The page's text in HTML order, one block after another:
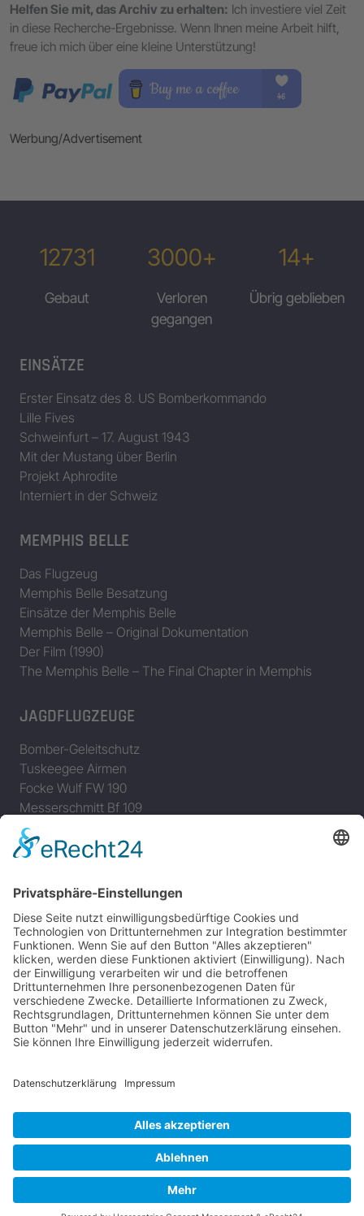
Helfen Sie mit, das Archiv zu erhalten: Ich investiere viel Zeit
in diese Recherche-Ergebnisse. Wenn Ihnen meine Arbeit hilft,
freue ich mich über eine kleine Unterstützung!
Werbung/Advertisement
12731
Gebaut
3000+
Verloren
gegangen
14+
Übrig geblieben
EINSÄTZE
Erster Einsatz des 8. US Bomberkommando
Lille Fives
Schweinfurt – 17. August 1943
Mit der Mustang über Berlin
Projekt Aphrodite
Interniert in der Schweiz
MEMPHIS BELLE
Das Flugzeug
Memphis Belle Besatzung
Einsätze der Memphis Belle
Memphis Belle – Original Dokumentation
Der Film (1990)
The Memphis Belle – The Final Chapter in Memphis
JAGDFLUGZEUGE
Bomber-Geleitschutz
Tuskeegee Airmen
Focke Wulf FW 190
Messerschmitt Bf 109
Messerschmitt Me 163
Messerschmitt Me 262
P-47 Thunderbolt
P-51 Mustang
INFO
Über diese B-17 Webseite
Kontakt
Impressum
Datenschutzerklärung
Links
UNTERSTÜTZEN
Gefällt Ihnen diese Website über die B-17 Flying
Fortress? Ich könnte Ihnen helfen, die Informationen